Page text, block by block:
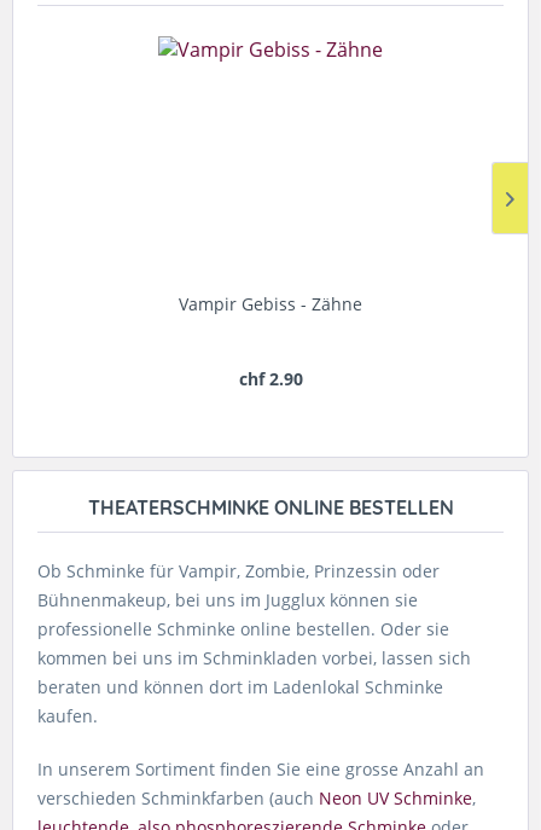
THEATERSCHMINKE ONLINE BESTELLEN
Ob Schminke für Vampir, Zombie, Prinzessin oder
Bühnenmakeup, bei uns im Jugglux können sie
professionelle Schminke online bestellen. Oder sie
kommen bei uns im Schminkladen vorbei, lassen sich
beraten und können dort im Ladenlokal Schminke
kaufen.
In unserem Sortiment finden Sie eine grosse Anzahl an
verschieden Schminkfarben (auch Neon UV Schminke,
Vampir Gebiss - Zähne
chf 2.90